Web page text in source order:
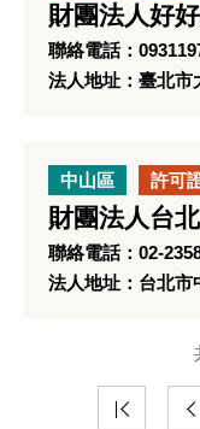
財團法人好
聯絡電話：
法人地址：臺北市
中山區 許可
財團法人台
聯絡電話：02-
法人地址：台北市